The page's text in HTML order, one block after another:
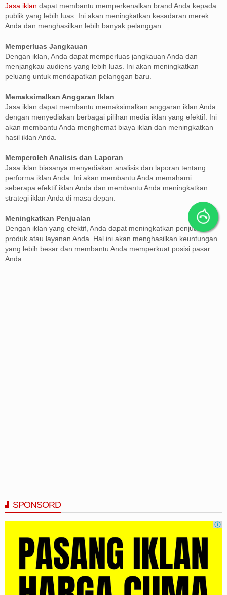
Jasa iklan dapat membantu memperkenalkan brand Anda kepada
publik yang lebih luas. Ini akan meningkatkan kesadaran merek
Anda dan menghasilkan lebih banyak pelanggan.
Memperluas Jangkauan
Dengan iklan, Anda dapat memperluas jangkauan Anda dan
menjangkau audiens yang lebih luas. Ini akan meningkatkan
peluang untuk mendapatkan pelanggan baru.
Memaksimalkan Anggaran Iklan
Jasa iklan dapat membantu memaksimalkan anggaran iklan Anda
dengan menyediakan berbagai pilihan media iklan yang efektif. Ini
akan membantu Anda menghemat biaya iklan dan meningkatkan
hasil iklan Anda.
Memperoleh Analisis dan Laporan
Jasa iklan biasanya menyediakan analisis dan laporan tentang
performa iklan Anda. Ini akan membantu Anda memahami
seberapa efektif iklan Anda dan membantu Anda meningkatkan
strategi iklan Anda di masa depan.
Meningkatkan Penjualan
Dengan iklan yang efektif, Anda dapat meningkatkan penjualan
produk atau layanan Anda. Hal ini akan menghasilkan keuntungan
yang lebih besar dan membantu Anda memperkuat posisi pasar
Anda.
SPONSORD